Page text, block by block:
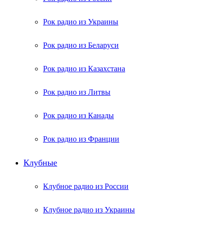
Рок радио из Украины
Рок радио из Беларуси
Рок радио из Казахстана
Рок радио из Литвы
Рок радио из Канады
Рок радио из Франции
Клубные
Клубное радио из России
Клубное радио из Украины